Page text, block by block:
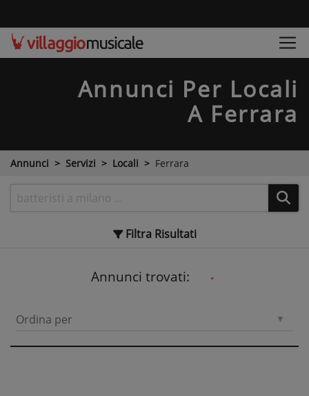
Annunci Per Locali
A Ferrara
Annunci Servizi Locali Ferrara
Filtra Risultati
Annunci trovati:
Ordina per